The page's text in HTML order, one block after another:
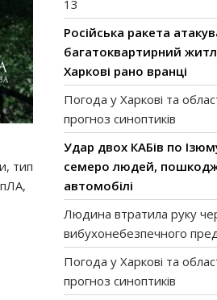
тип
13
Російська ракета
багатоквартирний
Харкові рано вранці
Погода у Харкові та
прогноз синоптиків
Удар двох КАБів по
семеро людей,
автомобілі
Людина втратила руку
вибухонебезпечного
Погода у Харкові та
прогноз синоптиків